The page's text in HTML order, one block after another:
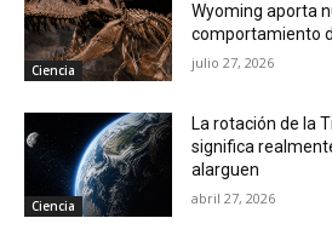
Ciencia
Wyoming aporta
comportamiento
julio 27, 2026
Ciencia
La rotación de la
significa
alarguen
abril 27, 2026